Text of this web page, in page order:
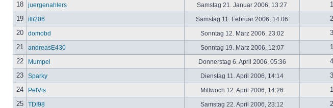
18
juergenahlers Samstag 21. Januar 2006, 13:27
1
19
illi206 Samstag 11. Februar 2006, 14:06
2
20
domobd Sonntag 12. März 2006, 23:02
3
21
andreasE430 Sonntag 19. März 2006, 12:07
1
22
Mumpel Donnerstag 6. April 2006, 05:36
4
23
Sparky Dienstag 11. April 2006, 14:14
3
24
PelVis Mittwoch 12. April 2006, 14:26
1
25
TDI98 Samstag 22. April 2006, 23:12
2